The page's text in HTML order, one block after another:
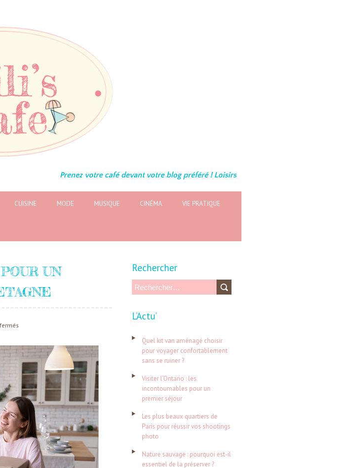
Prenez votre café devant votre blog préféré ! Loisirs
CUISINE MODE MUSIQUE CINÉMA VIE PRATIQUE
UN
Rechercher
c
:
L’Actu’
Quel kit van aménagé choisir
pour voyager confortablement
sans se ruiner ?
Visiter l’Ontario : les
incontournables pour un
premier séjour
Les plus beaux quartiers de
Paris pour réussir vos shootings
photo
Nature sauvage : pourquoi est-il
essentiel de la préserver ?